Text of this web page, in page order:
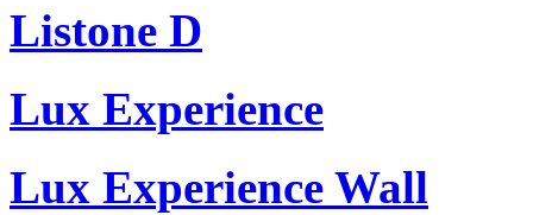
Listone D
Lux Experience
Lux Experience Wall